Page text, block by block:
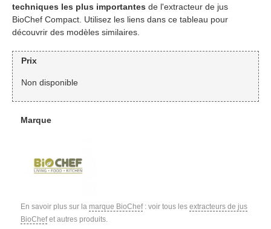
techniques les plus importantes de l'extracteur de jus
BioChef Compact. Utilisez les liens dans ce tableau pour
découvrir des modèles similaires.
Prix
Non disponible
Marque
En savoir plus sur la marque BioChef: voir tous les extracteurs de jus
BioChefet autres produits.